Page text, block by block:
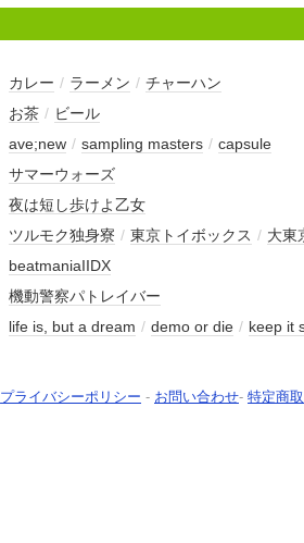
カレー / ラーメン / チャーハン
お茶 / ビール
ave;new / sampling masters / capsule
サマーウォーズ
夜は短し歩けよ乙女
ツルモク独身寮 / 東京トイボックス / 大東
beatmaniaIIDX
機動警察パトレイバー
life is, but a dream / demo or die / keep it
プライバシーポリシー - お問い合わせ- 特定商